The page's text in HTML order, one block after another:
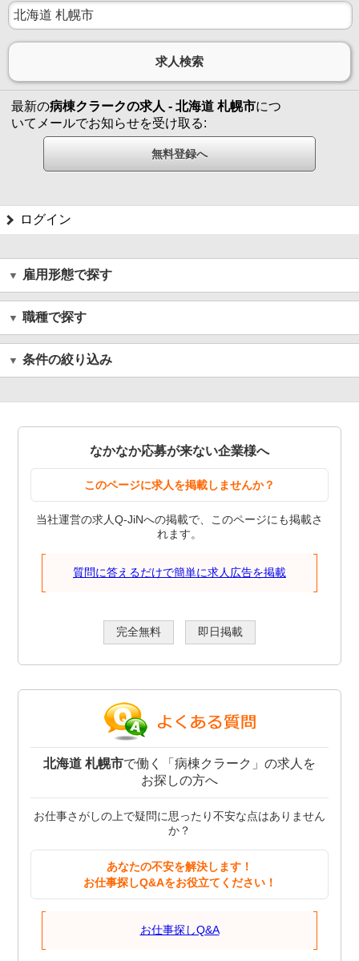
最新の病棟クラークの求人 - 北海道 札幌市につ
いてメールでお知らせを受け取る:
ログイン
雇用形態で探す
職種で探す
条件の絞り込み
なかなか応募が来ない企業様へ
このページに求人を掲載しませんか？
当社運営の求人Q-JiNへの掲載で、このページにも掲載さ
れます。
質問に答えるだけで簡単に求人広告を掲載
完全無料 即日掲載
北海道 札幌市で働く「病棟クラーク」の求人を
お探しの方へ
お仕事さがしの上で疑問に思ったり不安な点はありません
か？
あなたの不安を解決します！
お仕事探しQ&Aをお役立てください！
お仕事探しQ&A